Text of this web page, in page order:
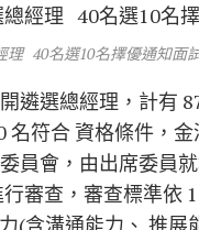
理 40名選10名擇優通知面
遴選總經理，計有
名符合 資格條件，
員會，由出席委員
審查，審查標準依
(含溝通能力、 推展